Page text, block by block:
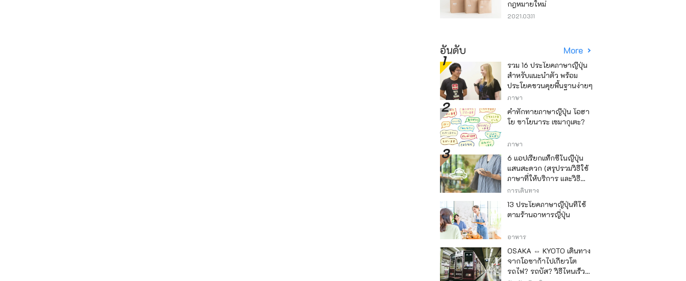
กฎหมายใหม่
2021.03.11
อันดับ More
รวม 16 ประโยคภาษาญี่ปุ่น
สำหรับแนะนำตัว พร้อม
ประโยคชวนคุยพื้นฐานง่ายๆ
ภาษา
คำทักทายภาษาญี่ปุ่น โอฮา
โย ซาโยนาระ เซมากุเตะ?
ภาษา
6 แอปเรียกแท็กซี่ในญี่ปุ่น
แสนสะดวก (สรุปรวมวิธีใช้
ภาษาที่ให้บริการ และวิธี
ชำระเงิน)
การเดินทาง
13 ประโยคภาษาญี่ปุ่นที่ใช้
ตามร้านอาหารญี่ปุ่น
อาหาร
OSAKA ⇔ KYOTO เดินทาง
จากโอซาก้าไปเกียวโต
รถไฟ? รถบัส? วิธีไหนเร็ว